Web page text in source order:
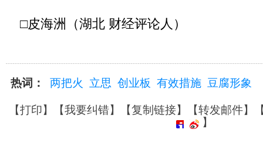
□皮海洲（湖北 财经评论人）
热词： 两把火 立思 创业板 有效措施 豆腐形象
【打印】【我要纠错】【复制链接】【转发邮件】
】